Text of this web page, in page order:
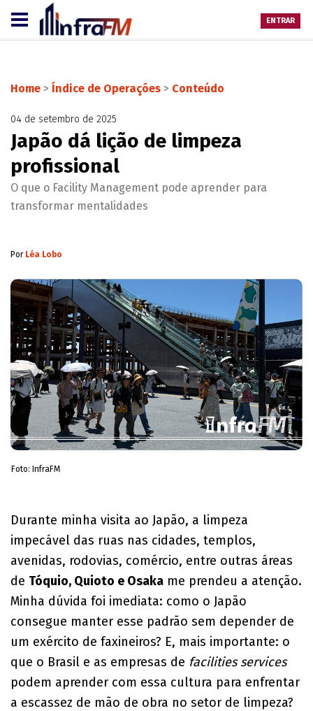
ENTRAR
Home > Índice de Operações > Conteúdo
04 de setembro de 2025
Japão dá lição de limpeza
profissional
O que o Facility Management pode aprender para
transformar mentalidades
Por Léa Lobo
Foto: InfraFM
Durante minha visita ao Japão, a limpeza
impecável das ruas nas cidades, templos,
avenidas, rodovias, comércio, entre outras áreas
de Tóquio, Quioto e Osaka me prendeu a atenção.
Minha dúvida foi imediata: como o Japão
consegue manter esse padrão sem depender de
um exército de faxineiros? E, mais importante: o
que o Brasil e as empresas de facilities services
podem aprender com essa cultura para enfrentar
a escassez de mão de obra no setor de limpeza?